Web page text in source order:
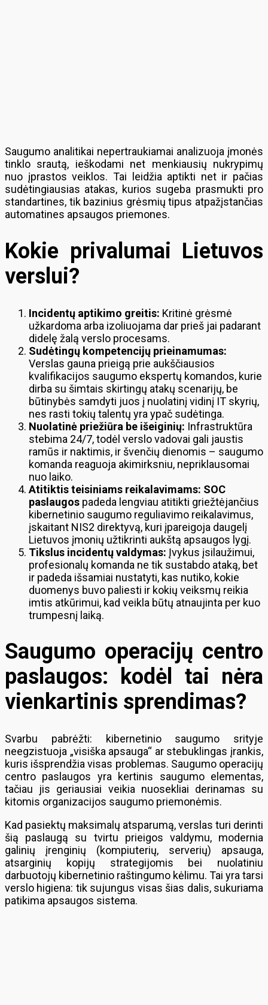
Saugumo analitikai nepertraukiamai analizuoja įmonės
tinklo srautą, ieškodami net menkiausių nukrypimų
nuo įprastos veiklos. Tai leidžia aptikti net ir pačias
sudėtingiausias atakas, kurios sugeba prasmukti pro
standartines, tik bazinius grėsmių tipus atpažįstančias
automatines apsaugos priemones.
Kokie privalumai Lietuvos
verslui?
Incidentų aptikimo greitis: Kritinė grėsmė
užkardoma arba izoliuojama dar prieš jai padarant
didelę žalą verslo procesams.
Sudėtingų kompetencijų prieinamumas:
Verslas gauna prieigą prie aukščiausios
kvalifikacijos saugumo ekspertų komandos, kurie
dirba su šimtais skirtingų atakų scenarijų, be
būtinybės samdyti juos į nuolatinį vidinį IT skyrių,
nes rasti tokių talentų yra ypač sudėtinga.
Nuolatinė priežiūra be išeiginių: Infrastruktūra
stebima 24/7, todėl verslo vadovai gali jaustis
ramūs ir naktimis, ir švenčių dienomis – saugumo
komanda reaguoja akimirksniu, nepriklausomai
nuo laiko.
Atitiktis teisiniams reikalavimams: SOC
paslaugos padeda lengviau atitikti griežtėjančius
kibernetinio saugumo reguliavimo reikalavimus,
įskaitant NIS2 direktyvą, kuri įpareigoja daugelį
Lietuvos įmonių užtikrinti aukštą apsaugos lygį.
Tikslus incidentų valdymas: Įvykus įsilaužimui,
profesionalų komanda ne tik sustabdo ataką, bet
ir padeda išsamiai nustatyti, kas nutiko, kokie
duomenys buvo paliesti ir kokių veiksmų reikia
imtis atkūrimui, kad veikla būtų atnaujinta per kuo
trumpesnį laiką.
Saugumo operacijų centro
paslaugos: kodėl tai nėra
vienkartinis sprendimas?
Svarbu pabrėžti: kibernetinio saugumo srityje
neegzistuoja „visiška apsauga“ ar stebuklingas įrankis,
kuris išsprendžia visas problemas. Saugumo operacijų
centro paslaugos yra kertinis saugumo elementas,
tačiau jis geriausiai veikia nuosekliai derinamas su
kitomis organizacijos saugumo priemonėmis.
Kad pasiektų maksimalų atsparumą, verslas turi derinti
šią paslaugą su tvirtu prieigos valdymu, modernia
galinių įrenginių (kompiuterių, serverių) apsauga,
atsarginių kopijų strategijomis bei nuolatiniu
darbuotojų kibernetinio raštingumo kėlimu. Tai yra tarsi
verslo higiena: tik sujungus visas šias dalis, sukuriama
patikima apsaugos sistema.